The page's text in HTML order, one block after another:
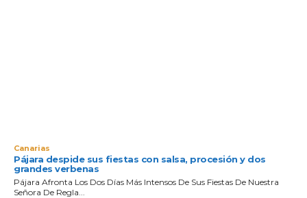
Canarias
Pájara despide sus fiestas con salsa, procesión y dos
grandes verbenas
Pájara Afronta Los Dos Días Más Intensos De Sus Fiestas De Nuestra
Señora De Regla...